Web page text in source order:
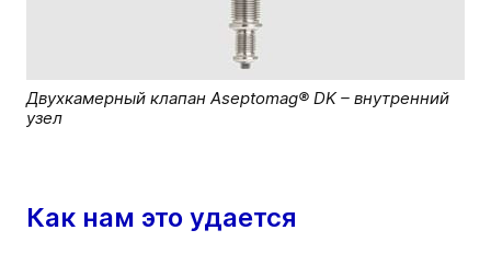
Двухкамерный клапан Aseptomag® DK – внутренний
узел
Как нам это удается